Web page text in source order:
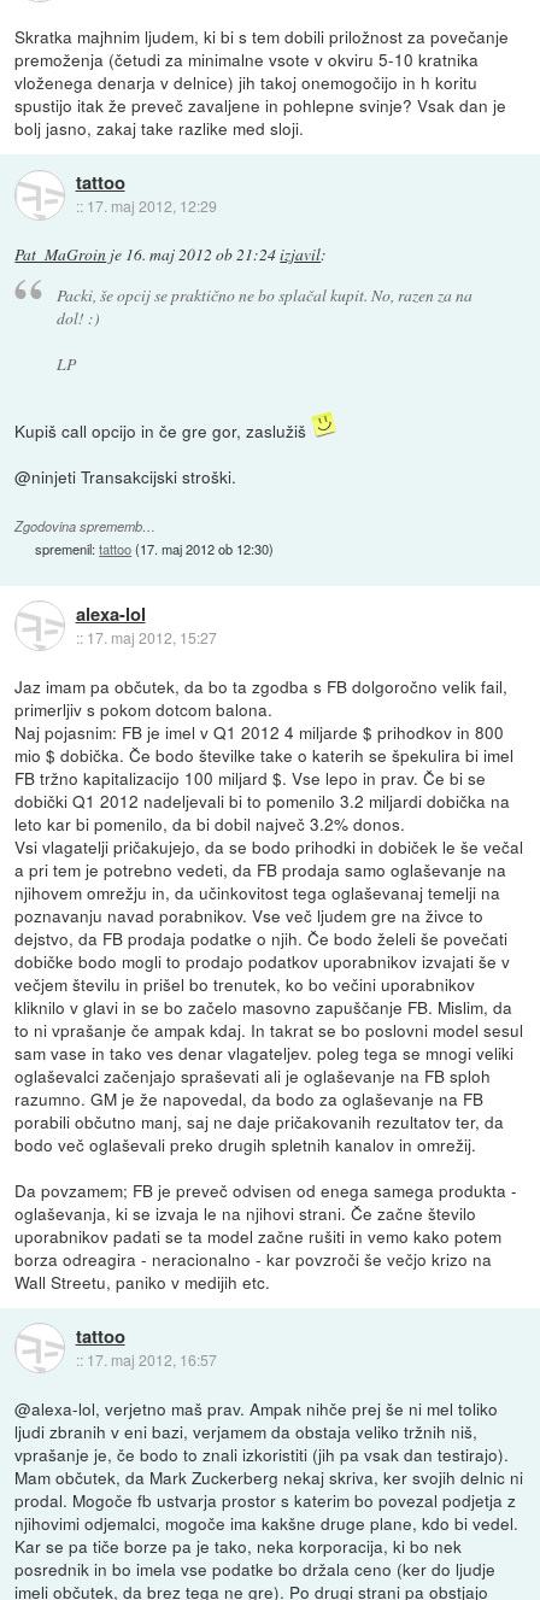
Skratka majhnim ljudem, ki bi s tem dobili priložnost za povečanje
premoženja (četudi za minimalne vsote v okviru 5-10 kratnika
vloženega denarja v delnice) jih takoj onemogočijo in h koritu
spustijo itak že preveč zavaljene in pohlepne svinje? Vsak dan je
bolj jasno, zakaj take razlike med sloji.
tattoo
:: 17. maj 2012, 12:29
Pat_MaGroin je 16. maj 2012 ob 21:24izjavil:
Packi, še opcij se praktično ne bo splačal kupit. No, razen za na
dol! :)
LP
Kupiš call opcijo in če gre gor, zaslužiš
@ninjeti Transakcijski stroški.
Zgodovina sprememb…
spremenil:tattoo(17. maj 2012 ob 12:30)
alexa-lol
:: 17. maj 2012, 15:27
Jaz imam pa občutek, da bo ta zgodba s FB dolgoročno velik fail,
primerljiv s pokom dotcom balona.
Naj pojasnim: FB je imel v Q1 2012 4 miljarde $ prihodkov in 800
mio $ dobička. Če bodo številke take o katerih se špekulira bi imel
FB tržno kapitalizacijo 100 miljard $. Vse lepo in prav. Če bi se
dobički Q1 2012 nadeljevali bi to pomenilo 3.2 miljardi dobička na
leto kar bi pomenilo, da bi dobil največ 3.2% donos.
Vsi vlagatelji pričakujejo, da se bodo prihodki in dobiček le še večal
a pri tem je potrebno vedeti, da FB prodaja samo oglaševanje na
njihovem omrežju in, da učinkovitost tega oglaševanaj temelji na
poznavanju navad porabnikov. Vse več ljudem gre na živce to
dejstvo, da FB prodaja podatke o njih. Če bodo želeli še povečati
dobičke bodo mogli to prodajo podatkov uporabnikov izvajati še v
večjem številu in prišel bo trenutek, ko bo večini uporabnikov
kliknilo v glavi in se bo začelo masovno zapuščanje FB. Mislim, da
to ni vprašanje če ampak kdaj. In takrat se bo poslovni model sesul
sam vase in tako ves denar vlagateljev. poleg tega se mnogi veliki
oglaševalci začenjajo spraševati ali je oglaševanje na FB sploh
razumno. GM je že napovedal, da bodo za oglaševanje na FB
porabili občutno manj, saj ne daje pričakovanih rezultatov ter, da
bodo več oglaševali preko drugih spletnih kanalov in omrežij.
Da povzamem; FB je preveč odvisen od enega samega produkta -
oglaševanja, ki se izvaja le na njihovi strani. Če začne število
uporabnikov padati se ta model začne rušiti in vemo kako potem
borza odreagira - neracionalno - kar povzroči še večjo krizo na
Wall Streetu, paniko v medijih etc.
tattoo
:: 17. maj 2012, 16:57
@alexa-lol, verjetno maš prav. Ampak nihče prej še ni mel toliko
ljudi zbranih v eni bazi, verjamem da obstaja veliko tržnih niš,
vprašanje je, če bodo to znali izkoristiti (jih pa vsak dan testirajo).
Mam občutek, da Mark Zuckerberg nekaj skriva, ker svojih delnic ni
prodal. Mogoče fb ustvarja prostor s katerim bo povezal podjetja z
njihovimi odjemalci, mogoče ima kakšne druge plane, kdo bi vedel.
Kar se pa tiče borze pa je tako, neka korporacija, ki bo nek
posrednik in bo imela vse podatke bo držala ceno (ker do ljudje
imeli občutek, da brez tega ne gre). Po drugi strani pa obstjajo